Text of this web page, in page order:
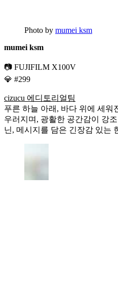
Photo by mumei ksm
mumei ksm
📷 FUJIFILM X100V
💎 #299
cizucu 에디토리얼팀
푸른 하늘 아래, 바다 위에 세워
우러지며, 광활한 공간감이 강
닌, 메시지를 담은 긴장감 있는